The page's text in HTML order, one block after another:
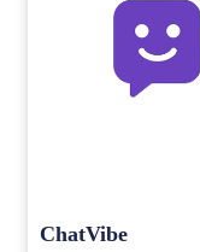
ChatVibe